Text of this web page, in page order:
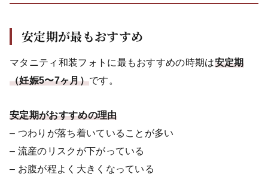
安定期が最もおすすめ
マタニティ和装フォトに最もおすすめの時期は安定期
（妊娠5〜7ヶ月）です。
安定期がおすすめの理由
– つわりが落ち着いていることが多い
– 流産のリスクが下がっている
– お腹が程よく大きくなっている